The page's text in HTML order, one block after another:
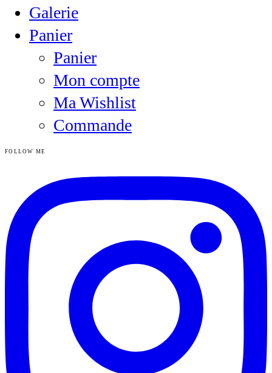
Galerie
Panier
Panier
Mon compte
Ma Wishlist
Commande
FOLLOW ME